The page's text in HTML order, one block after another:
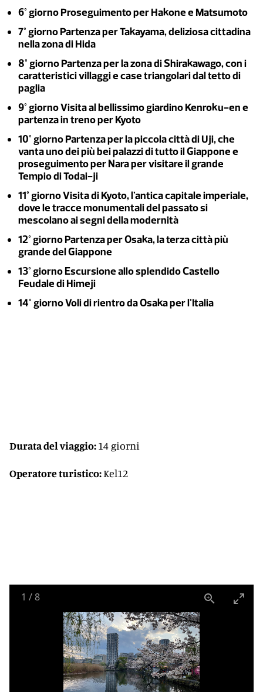
6° giorno Proseguimento per Hakone e Matsumoto
7° giorno Partenza per Takayama, deliziosa cittadina
nella zona di Hida
8° giorno Partenza per la zona di Shirakawago, con i
caratteristici villaggi e case triangolari dal tetto di
paglia
9° giorno Visita al bellissimo giardino Kenroku-en e
partenza in treno per Kyoto
10° giorno Partenza per la piccola città di Uji, che
vanta uno dei più bei palazzi di tutto il Giappone e
proseguimento per Nara per visitare il grande
Tempio di Todai-ji
11° giorno Visita di Kyoto, l'antica capitale imperiale,
dove le tracce monumentali del passato si
mescolano ai segni della modernità
12° giorno Partenza per Osaka, la terza città più
grande del Giappone
13° giorno Escursione allo splendido Castello
Feudale di Himeji
14° giorno Voli di rientro da Osaka per l'Italia
Durata del viaggio:14 giorni
Operatore turistico:Kel12
1 /8